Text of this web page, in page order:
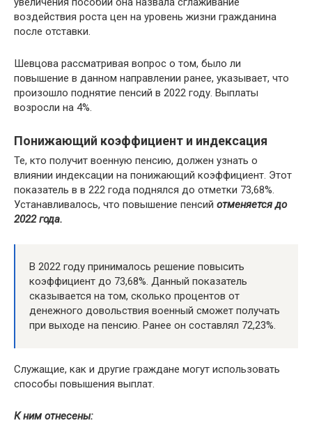
воздействия роста цен на уровень жизни гражданина
после отставки.
Шевцова рассматривая вопрос о том, было ли
повышение в данном направлении ранее, указывает, что
произошло поднятие пенсий в 2022 году. Выплаты
возросли на 4%.
Понижающий коэффициент и индексация
Те, кто получит военную пенсию, должен узнать о
влиянии индексации на понижающий коэффициент. Этот
показатель в в 222 года поднялся до отметки 73,68%.
Устанавливалось, что повышение пенсий отменяется до
2022 года.
В 2022 году принималось решение повысить
коэффициент до 73,68%. Данный показатель
сказывается на том, сколько процентов от
денежного довольствия военный сможет получать
при выходе на пенсию. Ранее он составлял 72,23%.
Служащие, как и другие граждане могут использовать
способы повышения выплат.
К ним отнесены: